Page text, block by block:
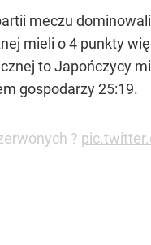
meczu
mieli o 4 punkty
to Japończycy
gospodarzy 25:19.
?